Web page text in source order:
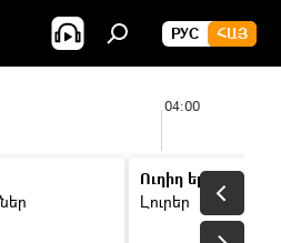
РУС ՀԱՅ
04:00
Ուղիղ եթեր
Լուրեր